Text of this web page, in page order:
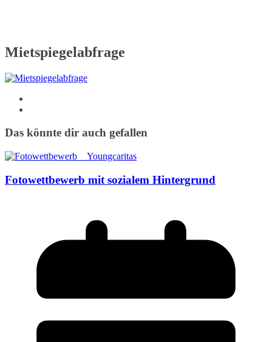
Mietspiegelabfrage
Das könnte dir auch gefallen
Fotowettbewerb mit sozialem Hintergrund